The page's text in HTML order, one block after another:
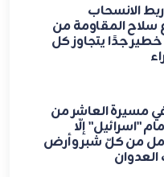
الانسحاب
سلاح المقاومة من
جدًا يتجاوز كل
مسيرة العاشر من
"اسرائيل" إلّا
من كلّ شبر وأرض
العدوان